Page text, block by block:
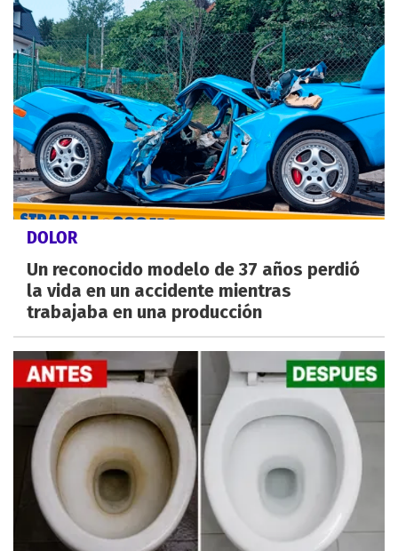
DOLOR
Un reconocido modelo de 37 años perdió
la vida en un accidente mientras
trabajaba en una producción